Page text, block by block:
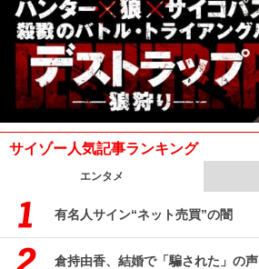
サイゾー人気記事ランキング
エンタメ
有名人サイン“ネット売買”の闇
倉持由香、結婚で「騙された」の声